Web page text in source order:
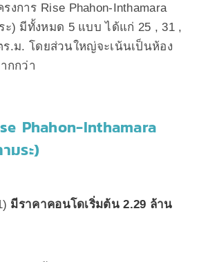
งการ Rise Phahon-Inthamara
) มีทั้งหมด 5 แบบ ได้แก่ 25 , 31 ,
ร.ม. โดยส่วนใหญ่จะเน้นเป็นห้อง
กกว่า
Phahon-Inthamara
มระ)
มีราคาคอนโดเริ่มต้น 2.29 ล้าน